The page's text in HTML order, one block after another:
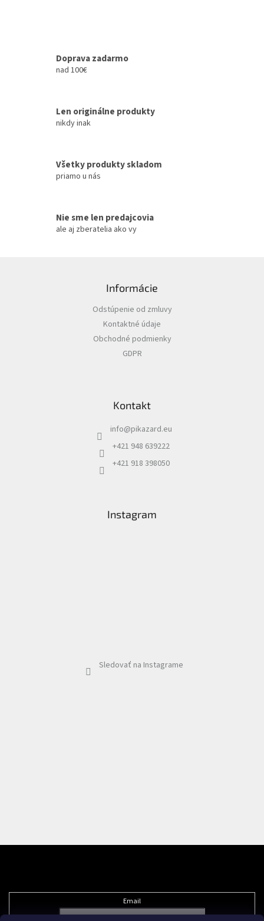
v
p
Doprava zadarmo
nad 100€
Len originálne produkty
nikdy inak
Všetky produkty skladom
priamo u nás
Nie sme len predajcovia
ale aj zberatelia ako vy
Informácie
Odstúpenie od zmluvy
Kontaktné údaje
Obchodné podmienky
GDPR
Kontakt
info@pikazard.eu
+421 948 639222
+421 918 398050
Instagram
Sledovať na Instagrame
Email